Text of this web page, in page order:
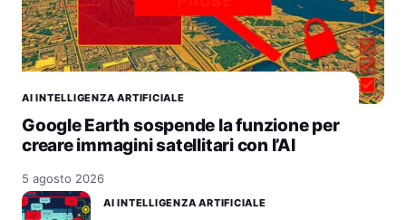
AI INTELLIGENZA ARTIFICIALE
Google Earth sospende la funzione per
creare immagini satellitari con l’AI
5 agosto 2026
AI INTELLIGENZA ARTIFICIALE